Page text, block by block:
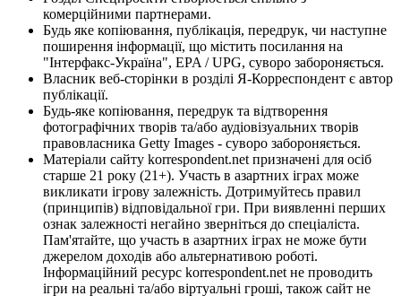
комерційними партнерами.
Будь яке копіювання, публікація, передрук, чи наступне
поширення інформації, що містить посилання на
"Інтерфакс-Україна", EPA / UPG, суворо забороняється.
Власник веб-сторінки в розділі Я-Корреспондент є автор
публікації.
Будь-яке копіювання, передрук та відтворення
фотографічних творів та/або аудіовізуальних творів
правовласника Getty Images - суворо забороняється.
Матеріали сайту korrespondent.net призначені для осіб
старше 21 року (21+). Участь в азартних іграх може
викликати ігрову залежність. Дотримуйтесь правил
(принципів) відповідальної гри. При виявленні перших
ознак залежності негайно зверніться до спеціаліста.
Пам'ятайте, що участь в азартних іграх не може бути
джерелом доходів або альтернативою роботі.
Інформаційний ресурс korrespondent.net не проводить
ігри на реальні та/або віртуальні гроші, також сайт не